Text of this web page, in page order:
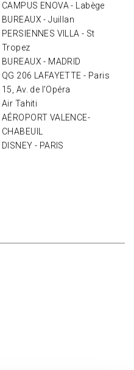
CAMPUS ENOVA - Labège
BUREAUX - Juillan
PERSIENNES VILLA - St
Tropez
BUREAUX - MADRID
QG 206 LAFAYETTE - Paris
15, Av. de l’Opéra
Air Tahiti
AÉROPORT VALENCE-
CHABEUIL
DISNEY - PARIS